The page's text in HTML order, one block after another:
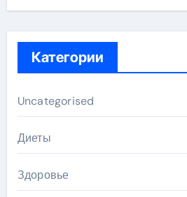
Категории
Uncategorised
Диеты
Здоровье